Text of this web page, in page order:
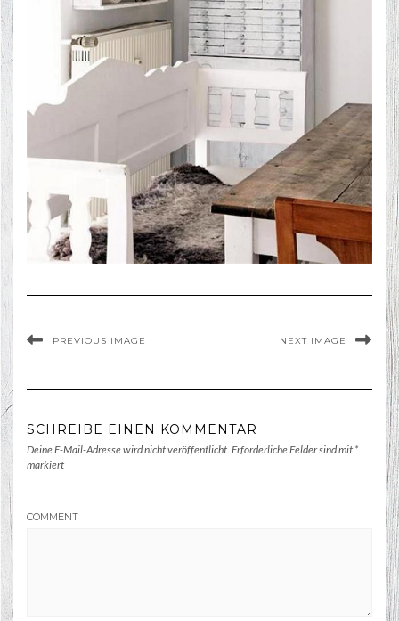
PREVIOUS IMAGE NEXT IMAGE
SCHREIBE EINEN KOMMENTAR
Deine E-Mail-Adresse wird nicht veröffentlicht. Erforderliche Felder sind mit *
markiert
COMMENT